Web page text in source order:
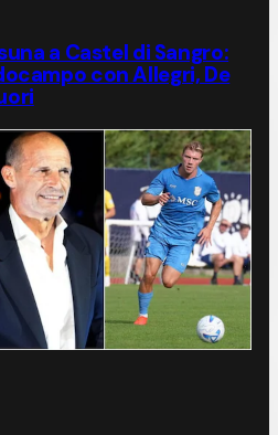
a Castel di Sangro:
con Allegri, De